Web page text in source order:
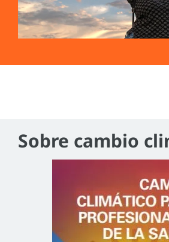
Sobre cambio